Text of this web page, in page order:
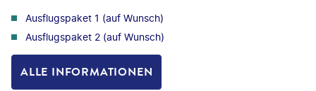
Ausflugspaket 1 (auf Wunsch)
Ausflugspaket 2 (auf Wunsch)
ALLE INFORMATIONEN